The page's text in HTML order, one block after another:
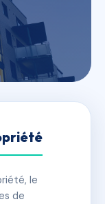
le
de